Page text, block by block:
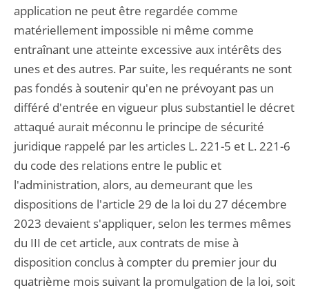
application ne peut être regardée comme
matériellement impossible ni même comme
entraînant une atteinte excessive aux intérêts des
unes et des autres. Par suite, les requérants ne sont
pas fondés à soutenir qu'en ne prévoyant pas un
différé d'entrée en vigueur plus substantiel le décret
attaqué aurait méconnu le principe de sécurité
juridique rappelé par les articles L. 221-5 et L. 221-6
du code des relations entre le public et
l'administration, alors, au demeurant que les
dispositions de l'article 29 de la loi du 27 décembre
2023 devaient s'appliquer, selon les termes mêmes
du III de cet article, aux contrats de mise à
disposition conclus à compter du premier jour du
quatrième mois suivant la promulgation de la loi, soit